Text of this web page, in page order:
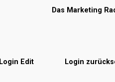
Das Marketing
Login Edit Login